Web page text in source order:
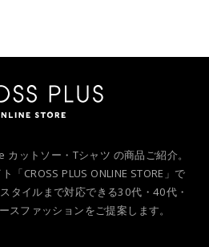
ットソー・Tシャツ の商品ご紹介。
「CROSS PLUS ONLINE STORE」で
タイルまで対応できる30代・40代・
スファッションをご提案します。